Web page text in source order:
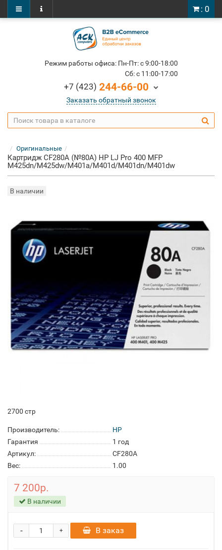
: 0
Режим работы офиса: Пн-Пт: c 9:00-18:00
Cб: c 11:00-17:00
+7 (423) 244-66-00
Заказать обратный звонок
Оригинальные
Картридж CF280A (№80A) HP LJ Pro 400 MFP
M425dn/M425dw/M401a/M401d/M401dn/M401dw
В наличии
2700 стр
Производитель:
HP
Гарантия
1 год
Артикул:
CF280A
Вес:
1.00
7 200р.
В наличии
+
- В заказ